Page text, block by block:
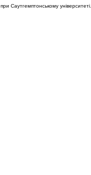
при Саутгемптонському університеті.